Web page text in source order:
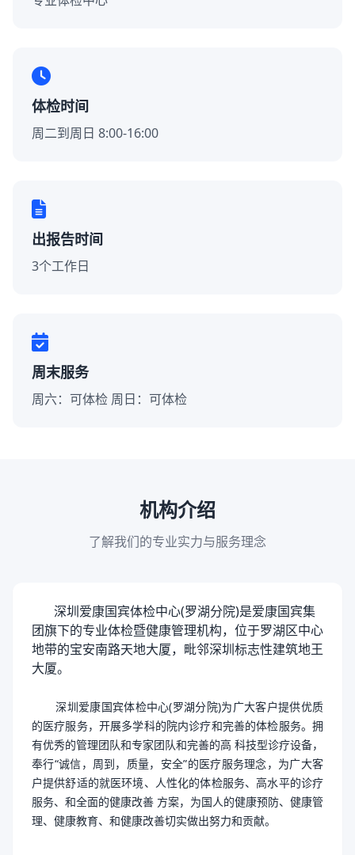
体检时间
周二到周日 8:00-16:00
出报告时间
3个工作日
周末服务
周六：可体检 周日：可体检
机构介绍
了解我们的专业实力与服务理念
深圳爱康国宾体检中心(罗湖分院)是爱康国宾集
团旗下的专业体检暨健康管理机构，位于罗湖区中心
地带的宝安南路天地大厦，毗邻深圳标志性建筑地王
大厦。
深圳爱康国宾体检中心(罗湖分院)为广大客户提供优质
的医疗服务，开展多学科的院内诊疗和完善的体检服务。拥
有优秀的管理团队和专家团队和完善的高 科技型诊疗设备，
奉行“诚信，周到，质量，安全”的医疗服务理念，为广大客
户提供舒适的就医环境、人性化的体检服务、高水平的诊疗
服务、和全面的健康改善 方案，为国人的健康预防、健康管
理、健康教育、和健康改善切实做出努力和贡献。